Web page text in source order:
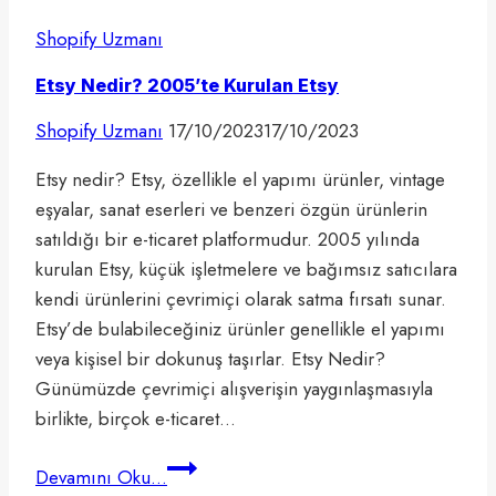
Shopify Uzmanı
Etsy Nedir? 2005’te Kurulan Etsy
Shopify Uzmanı 17/10/202317/10/2023
Etsy nedir? Etsy, özellikle el yapımı ürünler, vintage
eşyalar, sanat eserleri ve benzeri özgün ürünlerin
satıldığı bir e-ticaret platformudur. 2005 yılında
kurulan Etsy, küçük işletmelere ve bağımsız satıcılara
kendi ürünlerini çevrimiçi olarak satma fırsatı sunar.
Etsy’de bulabileceğiniz ürünler genellikle el yapımı
veya kişisel bir dokunuş taşırlar. Etsy Nedir?
Günümüzde çevrimiçi alışverişin yaygınlaşmasıyla
birlikte, birçok e-ticaret…
Devamını Oku...Etsy